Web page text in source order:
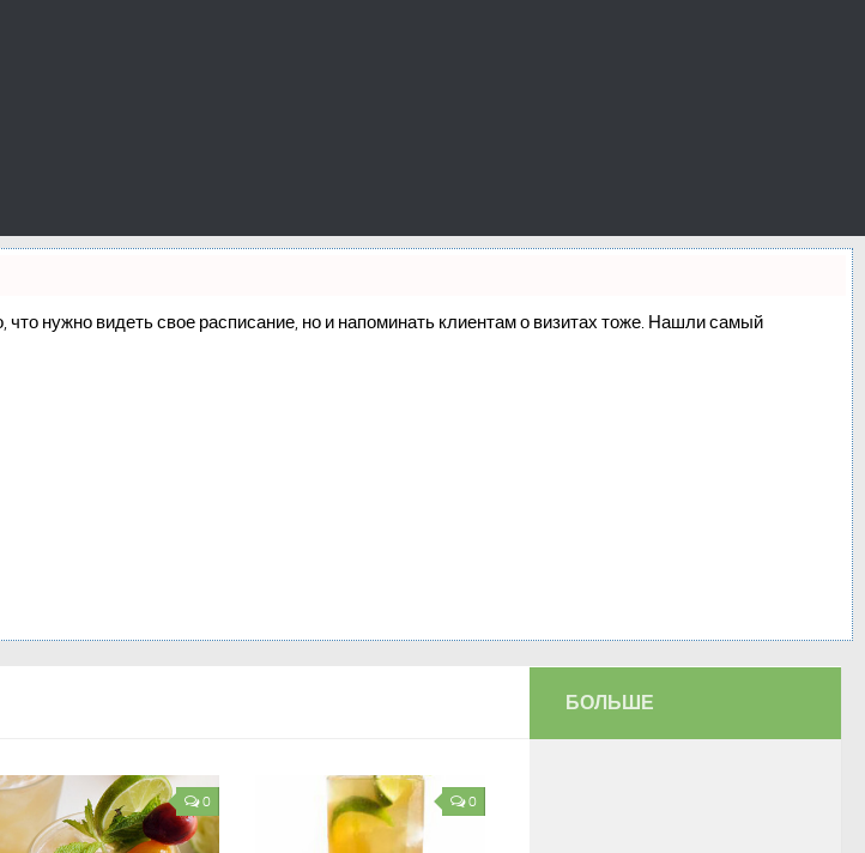
нужно видеть свое расписание, но и напоминать клиентам о визитах тоже. Нашли самый
0 0
БОЛЬШЕ